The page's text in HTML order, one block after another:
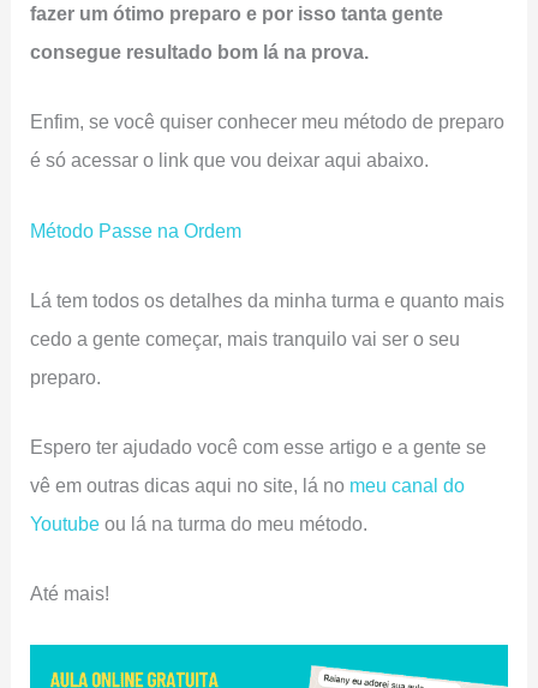
fazer um ótimo preparo e por isso tanta gente
consegue resultado bom lá na prova.
Enfim, se você quiser conhecer meu método de preparo
é só acessar o link que vou deixar aqui abaixo.
Método Passe na Ordem
Lá tem todos os detalhes da minha turma e quanto mais
cedo a gente começar, mais tranquilo vai ser o seu
preparo.
Espero ter ajudado você com esse artigo e a gente se
vê em outras dicas aqui no site, lá no meu canal do
Youtube ou lá na turma do meu método.
Até mais!